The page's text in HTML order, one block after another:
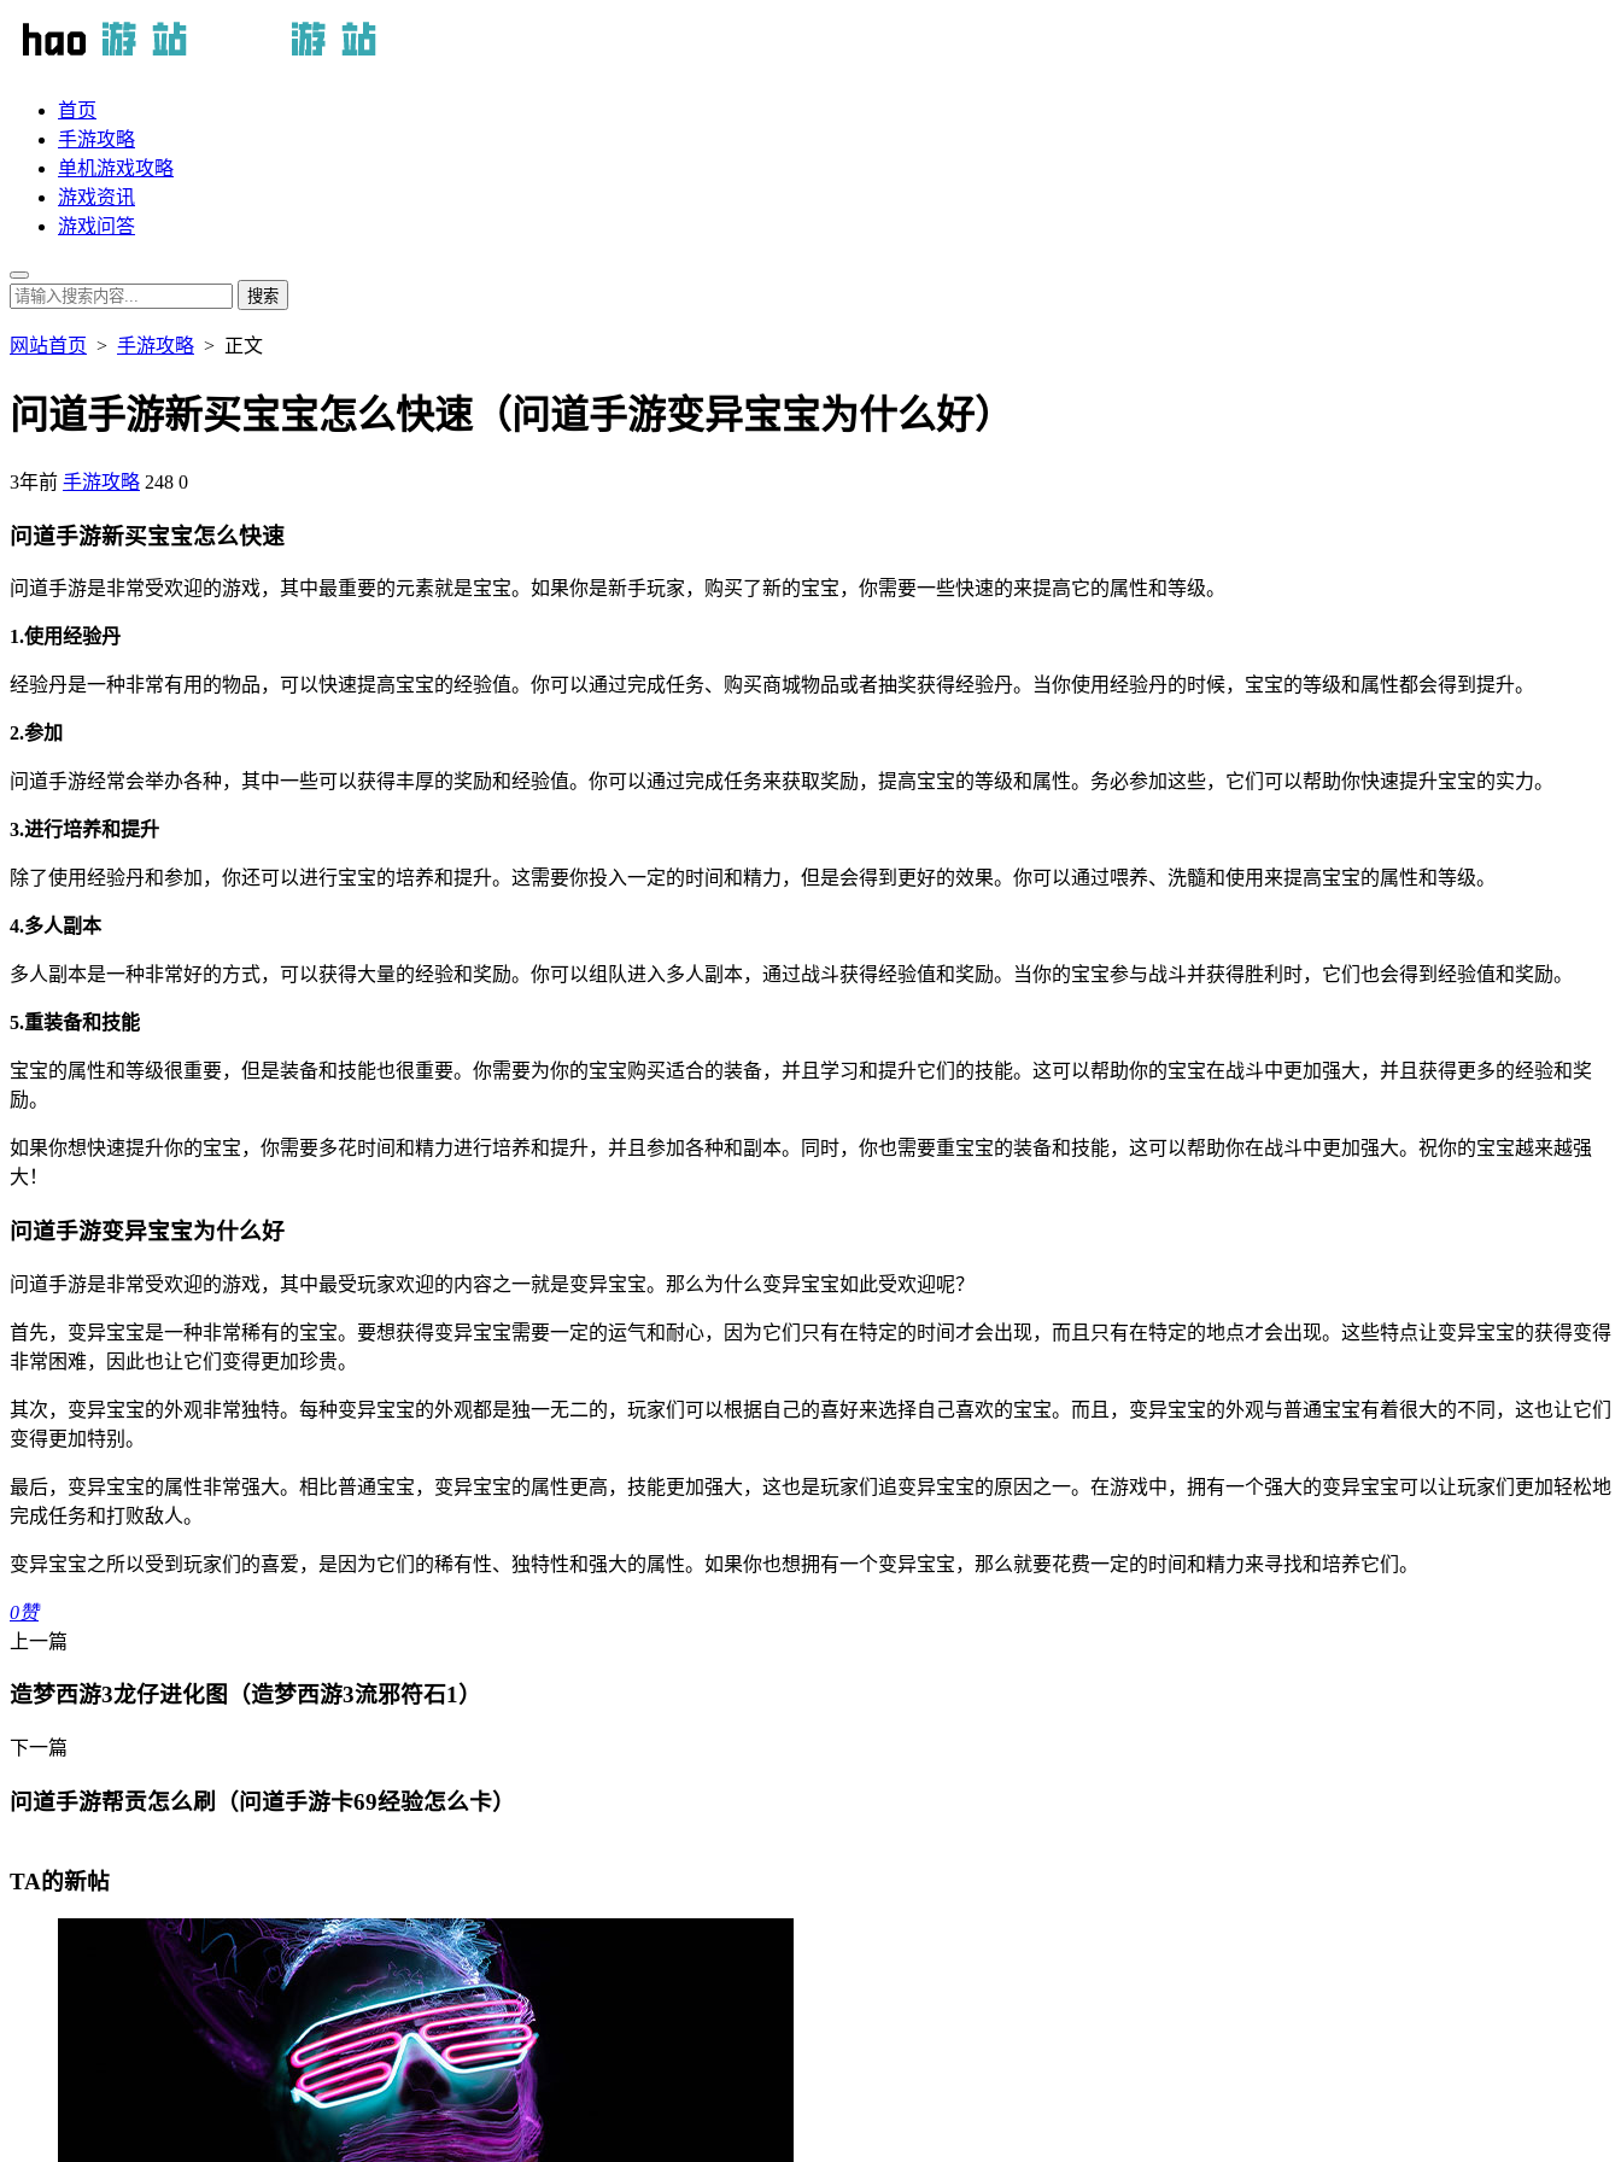
首页
手游攻略
单机游戏攻略
游戏资讯
游戏问答
网站首页 > 手游攻略 > 正文
问道手游新买宝宝怎么快速（问道手游变异宝宝为什么好）
3年前 手游攻略 248 0
问道手游新买宝宝怎么快速
问道手游是非常受欢迎的游戏，其中最重要的元素就是宝宝。如果你是新手玩家，购买了新的宝宝，你需要一些快速的来提高它的属性和等级。
1.使用经验丹
经验丹是一种非常有用的物品，可以快速提高宝宝的经验值。你可以通过完成任务、购买商城物品或者抽奖获得经验丹。当你使用经验丹的时候，宝宝的等级和属性都会得到提升。
2.参加
问道手游经常会举办各种，其中一些可以获得丰厚的奖励和经验值。你可以通过完成任务来获取奖励，提高宝宝的等级和属性。务必参加这些，它们可以帮助你快速提升宝宝的实力。
3.进行培养和提升
除了使用经验丹和参加，你还可以进行宝宝的培养和提升。这需要你投入一定的时间和精力，但是会得到更好的效果。你可以通过喂养、洗髓和使用来提高宝宝的属性和等级。
4.多人副本
多人副本是一种非常好的方式，可以获得大量的经验和奖励。你可以组队进入多人副本，通过战斗获得经验值和奖励。当你的宝宝参与战斗并获得胜利时，它们也会得到经验值和奖励。
5.重装备和技能
宝宝的属性和等级很重要，但是装备和技能也很重要。你需要为你的宝宝购买适合的装备，并且学习和提升它们的技能。这可以帮助你的宝宝在战斗中更加强大，并且获得更多的经验和奖
励。
如果你想快速提升你的宝宝，你需要多花时间和精力进行培养和提升，并且参加各种和副本。同时，你也需要重宝宝的装备和技能，这可以帮助你在战斗中更加强大。祝你的宝宝越来越强
大！
问道手游变异宝宝为什么好
问道手游是非常受欢迎的游戏，其中最受玩家欢迎的内容之一就是变异宝宝。那么为什么变异宝宝如此受欢迎呢？
首先，变异宝宝是一种非常稀有的宝宝。要想获得变异宝宝需要一定的运气和耐心，因为它们只有在特定的时间才会出现，而且只有在特定的地点才会出现。这些特点让变异宝宝的获得变得
非常困难，因此也让它们变得更加珍贵。
其次，变异宝宝的外观非常独特。每种变异宝宝的外观都是独一无二的，玩家们可以根据自己的喜好来选择自己喜欢的宝宝。而且，变异宝宝的外观与普通宝宝有着很大的不同，这也让它们
变得更加特别。
最后，变异宝宝的属性非常强大。相比普通宝宝，变异宝宝的属性更高，技能更加强大，这也是玩家们追变异宝宝的原因之一。在游戏中，拥有一个强大的变异宝宝可以让玩家们更加轻松地
完成任务和打败敌人。
变异宝宝之所以受到玩家们的喜爱，是因为它们的稀有性、独特性和强大的属性。如果你也想拥有一个变异宝宝，那么就要花费一定的时间和精力来寻找和培养它们。
0赞
上一篇
造梦西游3龙仔进化图（造梦西游3流邪符石1）
下一篇
问道手游帮贡怎么刷（问道手游卡69经验怎么卡）
TA的新帖